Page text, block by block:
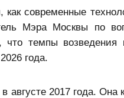
как современные
Мэра Москвы по
темпы
года.
августе 2017 года.